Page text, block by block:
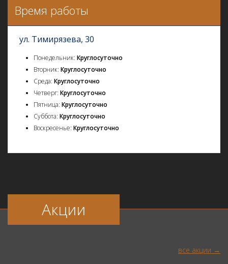
Время работы
ул. Тимирязева, 30
Понедельник: Круглосуточно
Вторник: Круглосуточно
Среда: Круглосуточно
Четверг: Круглосуточно
Пятница: Круглосуточно
Суббота: Круглосуточно
Воскресенье: Круглосуточно
Акции
все акции